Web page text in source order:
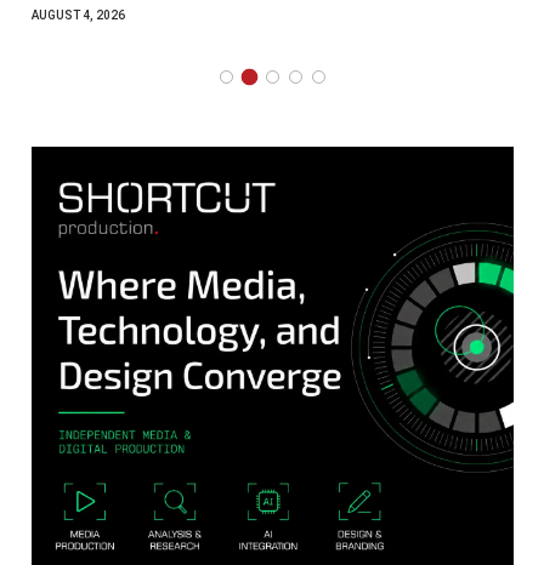
AUGUST 4, 2026